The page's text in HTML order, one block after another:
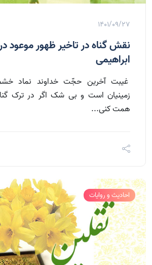
1401/09/27
نقش گناه در تاخیر ظهور موعود
ابراهیمی
غيبت آخرين حجّت خداوند نماد
زمينيان است و بی شک اگر در ترک
همت کنی...
احادیث و روایات